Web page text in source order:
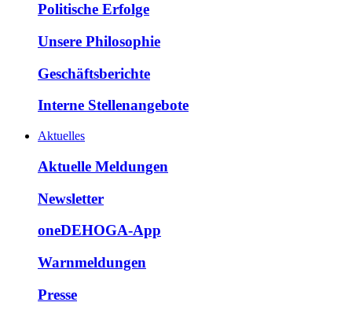
Politische Erfolge
Unsere Philosophie
Geschäftsberichte
Interne Stellenangebote
Aktuelles
Aktuelle Meldungen
Newsletter
oneDEHOGA-App
Warnmeldungen
Presse